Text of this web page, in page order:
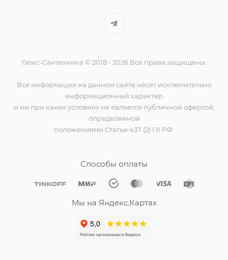
Люкс-Сантехника © 2018 - 2026 Все права защищены.
Вся информация на данном сайте несёт исключительно
информационный характер
и ни при каких условиях не является публичной офертой,
определяемой
положениями Статьи 437 (2) ГК РФ.
Способы оплаты
Мы на Яндекс.Картах